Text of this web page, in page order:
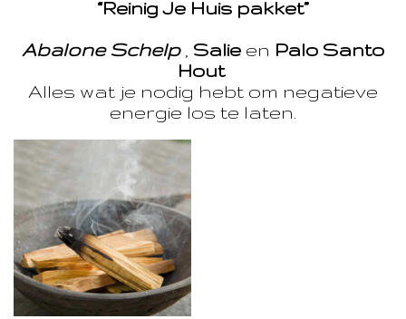
“Reinig Je Huis pakket”
Abalone Schelp, Salie en Palo Santo
Hout
Alles wat je nodig hebt om negatieve
energie los te laten.